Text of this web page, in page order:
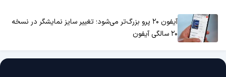
آیفون ۲۰ پرو بزرگ‌تر می‌شود؛ تغییر سایز نمایشگر در نسخه
۲۰ سالگی آیفون